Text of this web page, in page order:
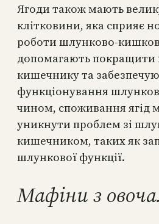
Ягоди також мають
клітковини, яка сприяє
роботи шлунково-
допомагають покращити
кишечнику та
функціонування
чином, споживання ягід
уникнути проблем зі
кишечником, таких як
шлункової функції.
Мафіни з